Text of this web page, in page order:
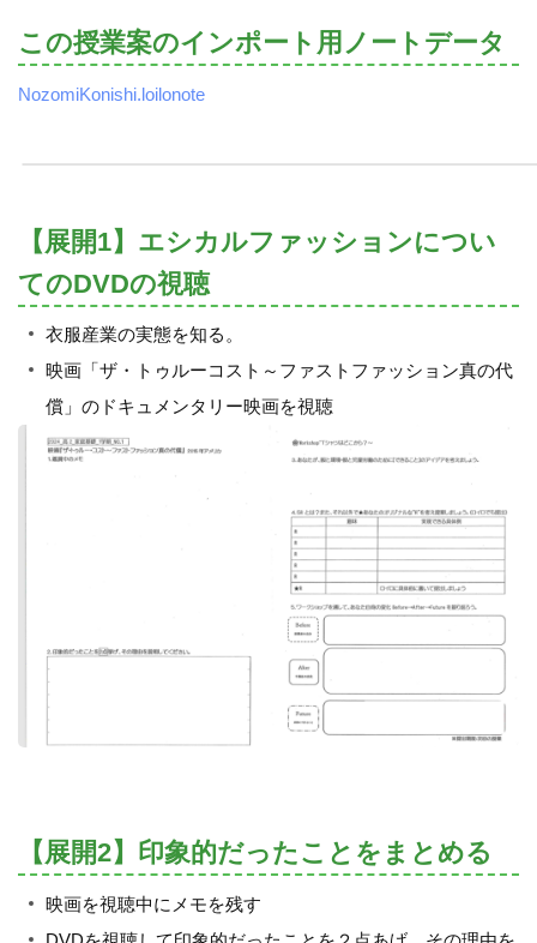
この授業案のインポート用ノートデータ
NozomiKonishi.loilonote
【展開1】エシカルファッションについ
てのDVDの視聴
衣服産業の実態を知る。
映画「ザ・トゥルーコスト～ファストファッション真の代
償」のドキュメンタリー映画を視聴
【展開2】印象的だったことをまとめる
映画を視聴中にメモを残す